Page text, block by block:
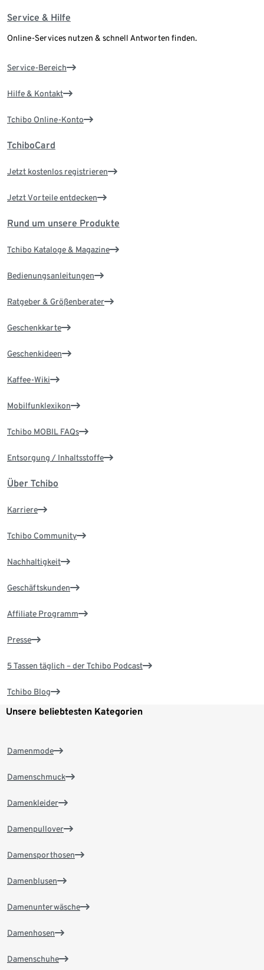
Service & Hilfe
Online-Services nutzen & schnell Antworten finden.
Service-Bereich
Hilfe & Kontakt
Tchibo Online-Konto
TchiboCard
Jetzt kostenlos registrieren
Jetzt Vorteile entdecken
Rund um unsere Produkte
Tchibo Kataloge & Magazine
Bedienungsanleitungen
Ratgeber & Größenberater
Geschenkkarte
Geschenkideen
Kaffee-Wiki
Mobilfunklexikon
Tchibo MOBIL FAQs
Entsorgung / Inhaltsstoffe
Über Tchibo
Karriere
Tchibo Community
Nachhaltigkeit
Geschäftskunden
Affiliate Programm
Presse
5 Tassen täglich – der Tchibo Podcast
Tchibo Blog
Unsere beliebtesten Kategorien
Damenmode
Damenschmuck
Damenkleider
Damenpullover
Damensporthosen
Damenblusen
Damenunterwäsche
Damenhosen
Damenschuhe